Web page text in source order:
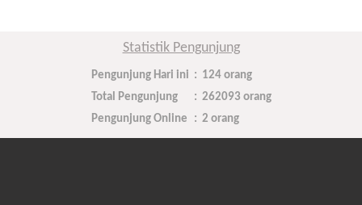
Statistik Pengunjung
Pengunjung Hari ini : 124 orang
Total Pengunjung
: 262093 orang
Pengunjung Online
: 2 orang